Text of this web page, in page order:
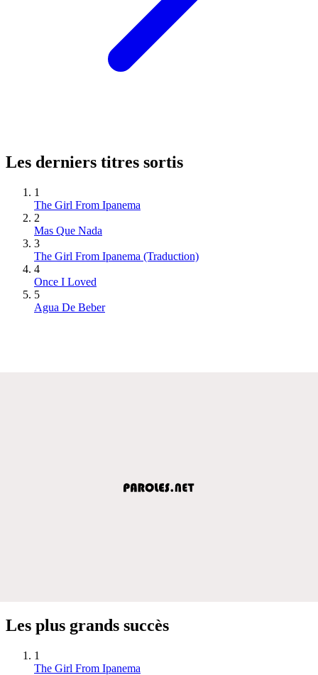
Les derniers titres sortis
1
The Girl From Ipanema
2
Mas Que Nada
3
The Girl From Ipanema (Traduction)
4
Once I Loved
5
Agua De Beber
Les plus grands succès
1
The Girl From Ipanema